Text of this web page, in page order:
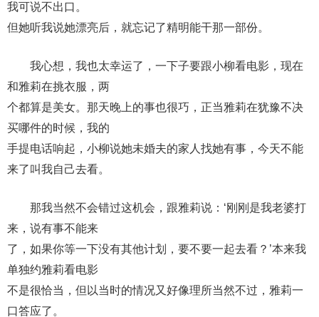
我可说不出口。
但她听我说她漂亮后，就忘记了精明能干那一部份。
我心想，我也太幸运了，一下子要跟小柳看电影，现在
和雅莉在挑衣服，两
个都算是美女。那天晚上的事也很巧，正当雅莉在犹豫不决
买哪件的时候，我的
手提电话响起，小柳说她未婚夫的家人找她有事，今天不能
来了叫我自己去看。
那我当然不会错过这机会，跟雅莉说：‘刚刚是我老婆打
来，说有事不能来
了，如果你等一下没有其他计划，要不要一起去看？’本来我
单独约雅莉看电影
不是很恰当，但以当时的情况又好像理所当然不过，雅莉一
口答应了。